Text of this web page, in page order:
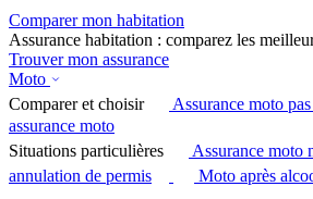
Comparer mon habitation
Assurance habitation : comparez les
Trouver mon assurance
Moto
Comparer et choisir
Assurance moto
assurance moto
Situations particulières
Assurance moto
annulation de permis
Moto après